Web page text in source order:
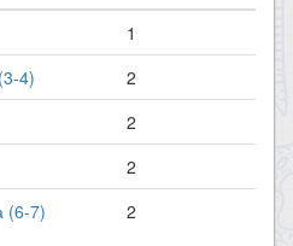
1
4)
2
2
2
(6-7)
2